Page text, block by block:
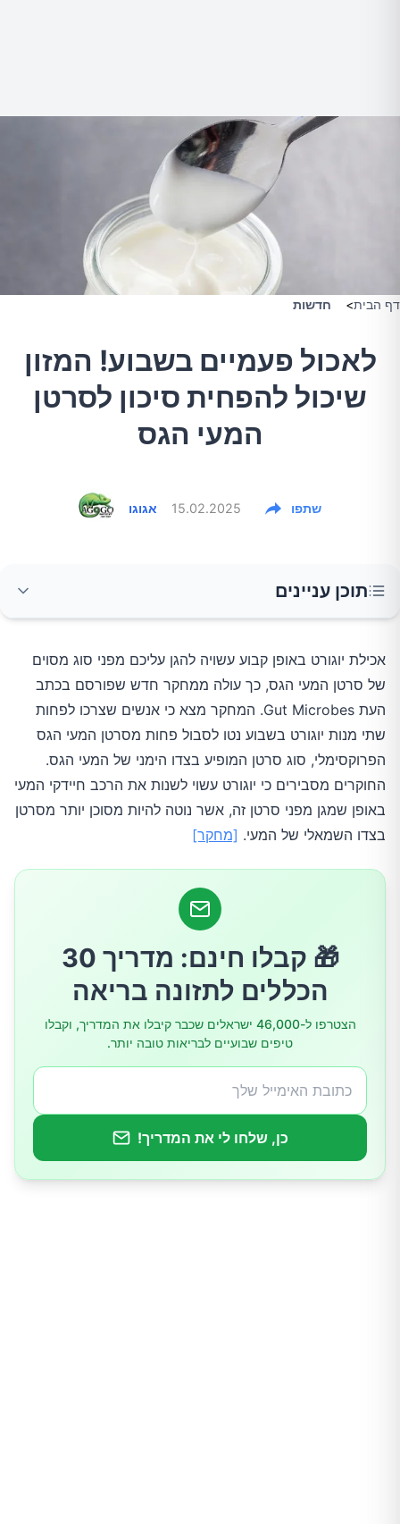
דף הבית> חדשות
לאכול פעמיים בשבוע! המזון
שיכול להפחית סיכון לסרטן
המעי הגס
אגוגו 15.02.2025 שתפו
תוכן עניינים
כיצד יוגורט משפיע על בריאות המעיים?
השפעת היוגורט על סרטן המעי הגס
יתרונות נוספים של יוגורט
כיצד לשלב יוגורט בתזונה היומית?
סיכום
אכילת יוגורט באופן קבוע עשויה להגן עליכם מפני סוג מסוים
של סרטן המעי הגס, כך עולה ממחקר חדש שפורסם בכתב
העת Gut Microbes. המחקר מצא כי אנשים שצרכו לפחות
שתי מנות יוגורט בשבוע נטו לסבול פחות מסרטן המעי הגס
הפרוקסימלי, סוג סרטן המופיע בצדו הימני של המעי הגס.
החוקרים מסבירים כי יוגורט עשוי לשנות את הרכב חיידקי המעי
באופן שמגן מפני סרטן זה, אשר נוטה להיות מסוכן יותר מסרטן
בצדו השמאלי של המעי. [מחקר]
🎁 קבלו חינם: מדריך 30
הכללים לתזונה בריאה
הצטרפו ל-46,000 ישראלים שכבר קיבלו את המדריך, וקבלו
טיפים שבועיים לבריאות טובה יותר.
כן, שלחו לי את המדריך!